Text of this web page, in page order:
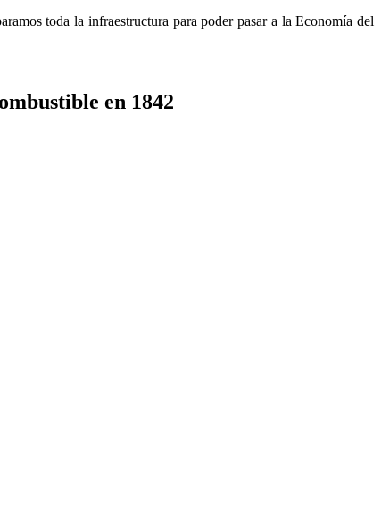
toda la infraestructura para poder pasar a la Economía del
en 1842